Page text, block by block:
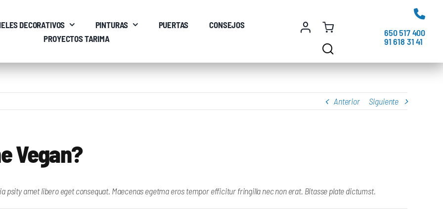
DECORATIVOS PINTURAS PUERTAS
CONSEJOS
PROYECTOS TARIMA
650 517 400
91 618 31 41
Anterior Siguiente
Vegan?
psity amet libero eget consequat. Maecenas egetma eros tempor efficitur fringilla nec non erat. Bitasse plate dictumst.